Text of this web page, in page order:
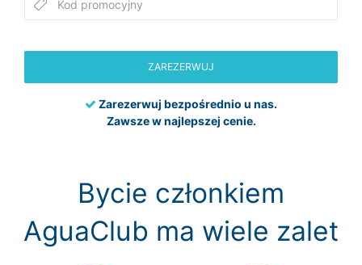
ZAREZERWUJ
Zarezerwuj bezpośrednio u nas.
Zawsze w najlepszej cenie.
Bycie członkiem
AguaClub ma wiele zalet